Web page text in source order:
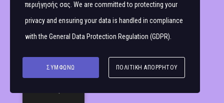
περιήγησής σας. We are committed to protecting your
privacy and ensuring your data is handled in compliance
with the General Data Protection Regulation (GDPR)
ΣΥΜΦΩΝΏ ΠΟΛΙΤΙΚΉ ΑΠΟΡΡΉΤΟΥ